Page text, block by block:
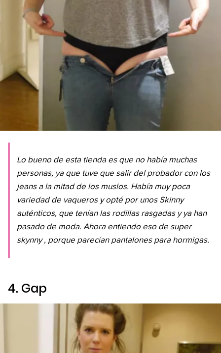
Lo bueno de esta tienda es que no había muchas
personas, ya que tuve que salir del probador con los
jeans a la mitad de los muslos. Había muy poca
variedad de vaqueros y opté por unos Skinny
auténticos, que tenían las rodillas rasgadas y ya han
pasado de moda. Ahora entiendo eso de super
skynny , porque parecían pantalones para hormigas.
4. Gap